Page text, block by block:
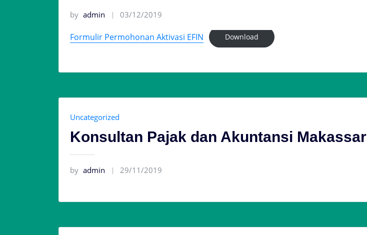
by admin 03/12/2019
Formulir Permohonan Aktivasi EFIN Download
Uncategorized
Konsultan Pajak dan Akuntansi Makassar
by admin 29/11/2019